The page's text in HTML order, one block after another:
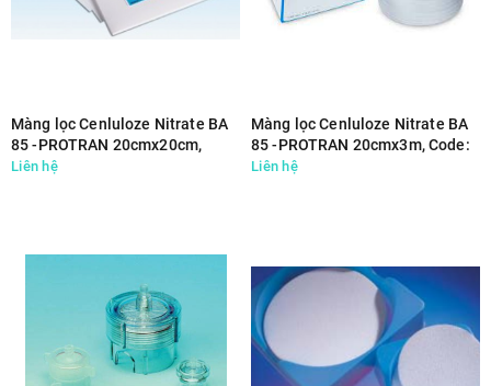
Màng lọc Cenluloze Nitrate BA
85 -PROTRAN 20cmx20cm,
Code: 10402680
Liên hệ
Màng lọc Cenluloze Nitrate BA
85 -PROTRAN 20cmx3m, Code:
10401197
Liên hệ